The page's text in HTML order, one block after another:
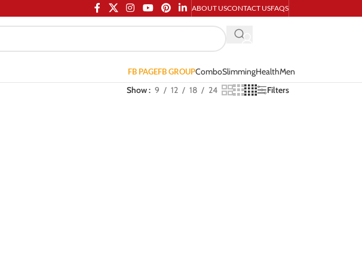
ABOUT USCONTACT USFAQS
FB PAGEFB GROUPComboSlimmingHealthMen
Show 9 12 18 24 Filters